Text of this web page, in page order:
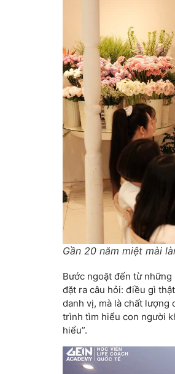
Gần 20 năm miệt mài
Bước ngoặt đến từ
đặt ra câu hỏi: điều gì
danh vị, mà là chất lượng
trình tìm hiểu con người
hiểu”.